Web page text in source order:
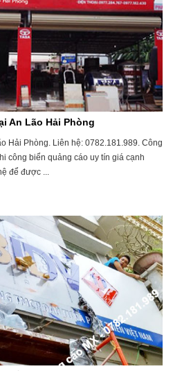
An Lão Hải Phòng
Hải Phòng. Liên hệ: 0782.181.989. Công
công biển quảng cáo uy tín giá cạnh
để được ...